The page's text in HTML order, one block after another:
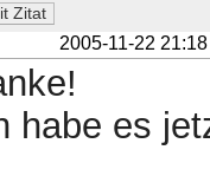
2005-11-22 21:18
habe es